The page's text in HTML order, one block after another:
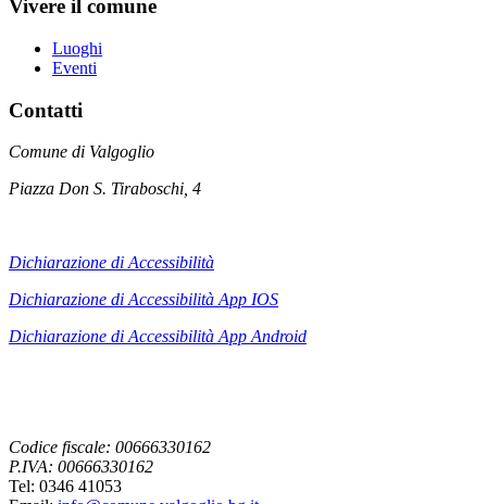
Vivere il comune
Luoghi
Eventi
Contatti
Comune di Valgoglio
Piazza Don S. Tiraboschi, 4
Dichiarazione di Accessibilità
Dichiarazione di Accessibilità App IOS
Dichiarazione di Accessibilità App Android
Codice fiscale: 00666330162
P.IVA: 00666330162
Tel: 0346 41053